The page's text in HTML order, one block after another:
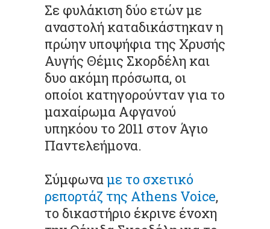
Σε φυλάκιση δύο ετών με
αναστολή καταδικάστηκαν η
πρώην υποψήφια της Χρυσής
Αυγής Θέμις Σκορδέλη και
δυο ακόμη πρόσωπα, οι
οποίοι κατηγορούνταν για το
μαχαίρωμα Αφγανού
υπηκόου το 2011 στον Άγιο
Παντελεήμονα.
Σύμφωναμε το σχετικό
ρεπορτάζ της Athens Voice,
το δικαστήριο έκρινε ένοχη